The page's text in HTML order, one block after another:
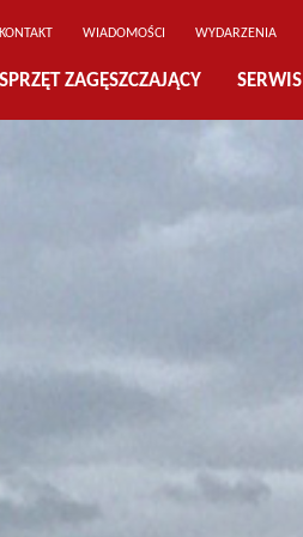
KONTAKT WIADOMOŚCI WYDARZENIA
ZAGĘSZCZAJĄCY SERWIS